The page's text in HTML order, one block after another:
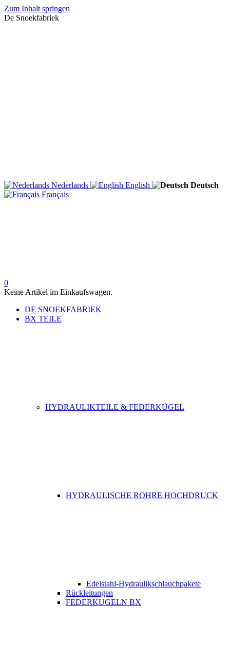
Zum Inhalt springen
De Snoekfabriek
Nederlands English
Deutsch
Français
0
Keine Artikel im Einkaufswagen.
DE SNOEKFABRIEK
BX TEILE
HYDRAULIKTEILE & FEDERKÜGEL
HYDRAULISCHE ROHRE HOCHDRUCK
Edelstahl-Hydraulikschlauchpakete
Rückleitungen
FEDERKUGELN BX